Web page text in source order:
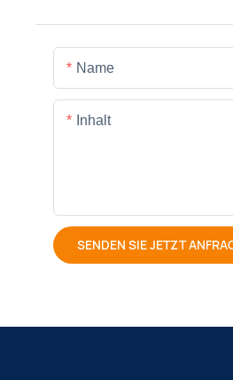
Name
Inhalt
SENDEN SIE JETZT